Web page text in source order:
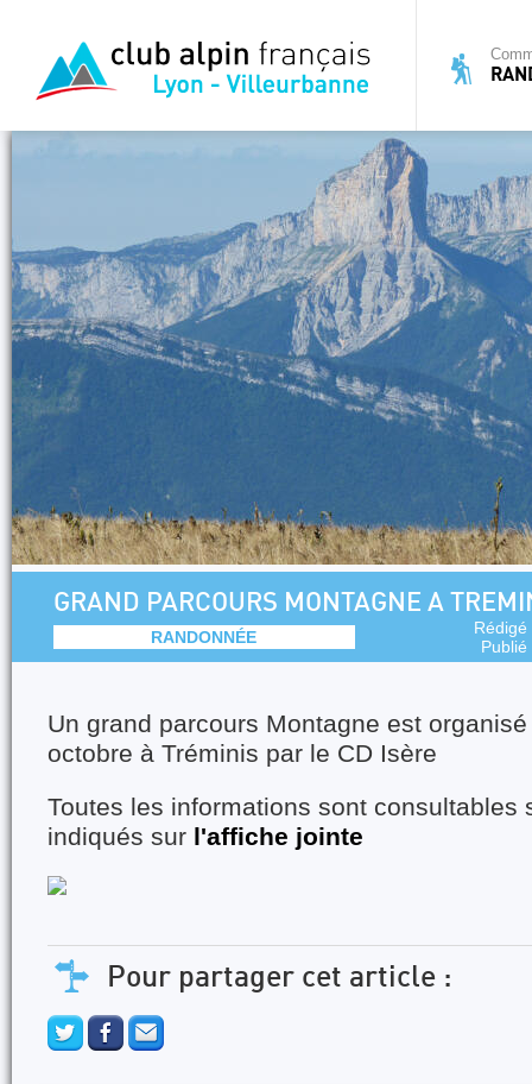
GRAND PARCOURS MONTAGNE A
RANDONNÉE
Un grand parcours Montagne est
octobre à Tréminis par le CD Isère
Toutes les informations sont consultables
indiqués sur l'affiche jointe
Pour partager cet article :